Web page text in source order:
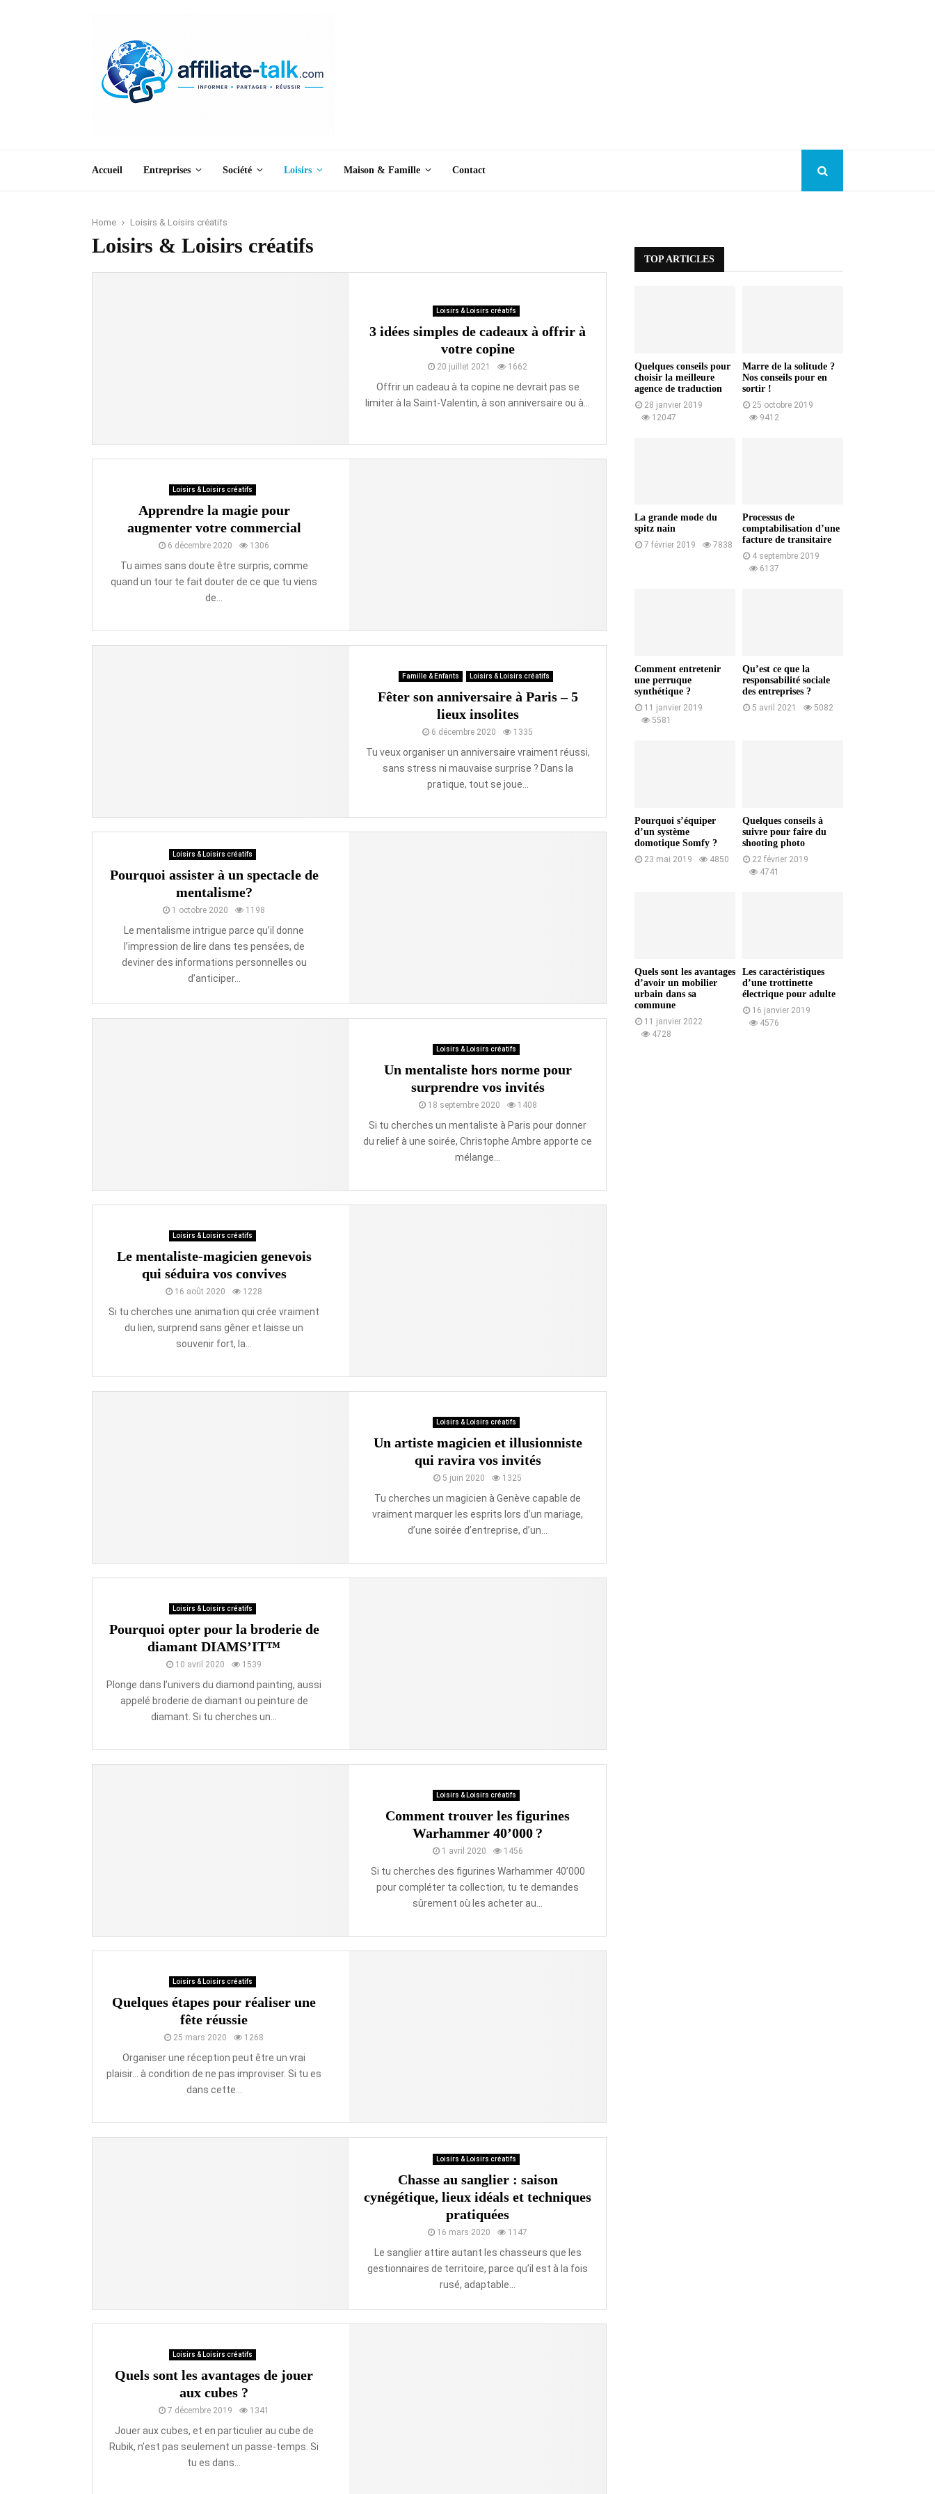
Accueil Entreprises Société Loisirs Maison & Famille Contact
Home Loisirs & Loisirs créatifs
Loisirs & Loisirs créatifs
Loisirs & Loisirs créatifs
3 idées simples de cadeaux à offrir à
votre copine
20 juillet 2021 1662
Offrir un cadeau à ta copine ne devrait pas se
limiter à la Saint-Valentin, à son anniversaire ou à...
Loisirs & Loisirs créatifs
Apprendre la magie pour
augmenter votre commercial
6 décembre 2020 1306
Tu aimes sans doute être surpris, comme
quand un tour te fait douter de ce que tu viens
de...
Famille & Enfants Loisirs & Loisirs créatifs
Fêter son anniversaire à Paris – 5
lieux insolites
6 décembre 2020 1335
Tu veux organiser un anniversaire vraiment réussi,
sans stress ni mauvaise surprise ? Dans la
pratique, tout se joue...
Loisirs & Loisirs créatifs
Pourquoi assister à un spectacle de
mentalisme?
1 octobre 2020 1198
Le mentalisme intrigue parce qu’il donne
l’impression de lire dans tes pensées, de
deviner des informations personnelles ou
d’anticiper...
Loisirs & Loisirs créatifs
Un mentaliste hors norme pour
surprendre vos invités
18 septembre 2020 1408
Si tu cherches un mentaliste à Paris pour donner
du relief à une soirée, Christophe Ambre apporte ce
mélange...
Loisirs & Loisirs créatifs
Le mentaliste-magicien genevois
qui séduira vos convives
16 août 2020 1228
Si tu cherches une animation qui crée vraiment
du lien, surprend sans gêner et laisse un
souvenir fort, la...
Loisirs & Loisirs créatifs
Un artiste magicien et illusionniste
qui ravira vos invités
5 juin 2020 1325
Tu cherches un magicien à Genève capable de
vraiment marquer les esprits lors d’un mariage,
d’une soirée d’entreprise, d’un...
Loisirs & Loisirs créatifs
Pourquoi opter pour la broderie de
diamant DIAMS’IT™
10 avril 2020 1539
Plonge dans l’univers du diamond painting, aussi
appelé broderie de diamant ou peinture de
diamant. Si tu cherches un...
Loisirs & Loisirs créatifs
Comment trouver les figurines
Warhammer 40’000 ?
1 avril 2020 1456
Si tu cherches des figurines Warhammer 40’000
pour compléter ta collection, tu te demandes
sûrement où les acheter au...
Loisirs & Loisirs créatifs
Quelques étapes pour réaliser une
fête réussie
25 mars 2020 1268
Organiser une réception peut être un vrai
plaisir… à condition de ne pas improviser. Si tu es
dans cette...
Loisirs & Loisirs créatifs
Chasse au sanglier : saison
cynégétique, lieux idéals et techniques
pratiquées
16 mars 2020 1147
Le sanglier attire autant les chasseurs que les
gestionnaires de territoire, parce qu’il est à la fois
rusé, adaptable...
Loisirs & Loisirs créatifs
Quels sont les avantages de jouer
aux cubes ?
7 décembre 2019 1341
Jouer aux cubes, et en particulier au cube de
Rubik, n’est pas seulement un passe-temps. Si
tu es dans...
TOP ARTICLES
Quelques conseils pour
choisir la meilleure
agence de traduction
28 janvier 2019
12047
Marre de la solitude ?
Nos conseils pour en
sortir !
25 octobre 2019
9412
La grande mode du
spitz nain
7 février 2019 7838
Processus de
comptabilisation d’une
facture de transitaire
4 septembre 2019
6137
Comment entretenir
une perruque
synthétique ?
11 janvier 2019
5581
Qu’est ce que la
responsabilité sociale
des entreprises ?
5 avril 2021 5082
Pourquoi s’équiper
d’un système
domotique Somfy ?
23 mai 2019 4850
Quelques conseils à
suivre pour faire du
shooting photo
22 février 2019
4741
Quels sont les avantages
d’avoir un mobilier
urbain dans sa
commune
11 janvier 2022
4728
Les caractéristiques
d’une trottinette
électrique pour adulte
16 janvier 2019
4576